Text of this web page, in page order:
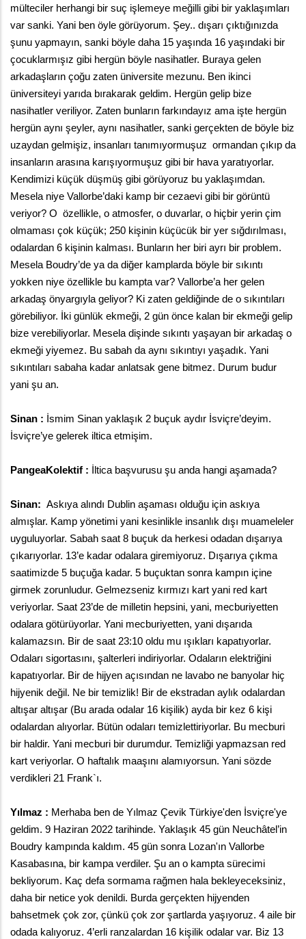
mülteciler herhangi bir suç işlemeye meğilli gibi bir yaklaşımları
var sanki. Yani ben öyle görüyorum. Şey.. dışarı çıktığınızda
şunu yapmayın, sanki böyle daha 15 yaşında 16 yaşındaki bir
çocuklarmışız gibi hergün böyle nasihatler. Buraya gelen
arkadaşların çoğu zaten üniversite mezunu. Ben ikinci
üniversiteyi yarıda bırakarak geldim. Hergün gelip bize
nasihatler veriliyor. Zaten bunların farkındayız ama işte hergün
hergün aynı şeyler, aynı nasihatler, sanki gerçekten de böyle biz
uzaydan gelmişiz, insanları tanımıyormuşuz  ormandan çıkıp da
insanların arasına karışıyormuşuz gibi bir hava yaratıyorlar.
Kendimizi küçük düşmüş gibi görüyoruz bu yaklaşımdan.
Mesela niye Vallorbe’daki kamp bir cezaevi gibi bir görüntü
veriyor? O  özellikle, o atmosfer, o duvarlar, o hiçbir yerin çim
olmaması çok küçük; 250 kişinin küçücük bir yer sığdırılması,
odalardan 6 kişinin kalması. Bunların her biri ayrı bir problem.
Mesela Boudry’de ya da diğer kamplarda böyle bir sıkıntı
yokken niye özellikle bu kampta var? Vallorbe’a her gelen
arkadaş önyargıyla geliyor? Ki zaten geldiğinde de o sıkıntıları
görebiliyor. İki günlük ekmeği, 2 gün önce kalan bir ekmeği gelip
bize verebiliyorlar. Mesela dişinde sıkıntı yaşayan bir arkadaş o
ekmeği yiyemez. Bu sabah da aynı sıkıntıyı yaşadık. Yani
sıkıntıları sabaha kadar anlatsak gene bitmez. Durum budur
yani şu an.
Sinan : İsmim Sinan yaklaşık 2 buçuk aydır İsviçre’deyim.
İsviçre’ye gelerek iltica etmişim.
PangeaKolektif : İltica başvurusu şu anda hangi aşamada?
Sinan: Askıya alındı Dublin aşaması olduğu için askıya
almışlar. Kamp yönetimi yani kesinlikle insanlık dışı muameleler
uyguluyorlar. Sabah saat 8 buçuk da herkesi odadan dışarıya
çıkarıyorlar. 13’e kadar odalara giremiyoruz. Dışarıya çıkma
saatimizde 5 buçuğa kadar. 5 buçuktan sonra kampın içine
girmek zorunludur. Gelmezseniz kırmızı kart yani red kart
veriyorlar. Saat 23’de de milletin hepsini, yani, mecburiyetten
odalara götürüyorlar. Yani mecburiyetten, yani dışarıda
kalamazsın. Bir de saat 23:10 oldu mu ışıkları kapatıyorlar.
Odaları sigortasını, şalterleri indiriyorlar. Odaların elektriğini
kapatıyorlar. Bir de hijyen açısından ne lavabo ne banyolar hiç
hijyenik değil. Ne bir temizlik! Bir de ekstradan aylık odalardan
altışar altışar (Bu arada odalar 16 kişilik) ayda bir kez 6 kişi
odalardan alıyorlar. Bütün odaları temizlettiriyorlar. Bu mecburi
bir haldir. Yani mecburi bir durumdur. Temizliği yapmazsan red
kart veriyorlar. O haftalık maaşını alamıyorsun. Yani sözde
verdikleri 21 Frank`ı.
Yılmaz : Merhaba ben de Yılmaz Çevik Türkiye'den İsviçre'ye
geldim. 9 Haziran 2022 tarihinde. Yaklaşık 45 gün Neuchâtel’in
Boudry kampında kaldım. 45 gün sonra Lozan'ın Vallorbe
Kasabasına, bir kampa verdiler. Şu an o kampta sürecimi
bekliyorum. Kaç defa sormama rağmen hala bekleyeceksiniz,
daha bir netice yok denildi. Burda gerçekten hijyenden
bahsetmek çok zor, çünkü çok zor şartlarda yaşıyoruz. 4 aile bir
odada kalıyoruz. 4’erli ranzalardan 16 kişilik odalar var. Biz 13